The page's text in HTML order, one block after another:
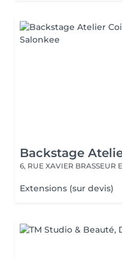
Backstage
6, RUE XAVIER BRASSEUR
Extensions (sur devis)